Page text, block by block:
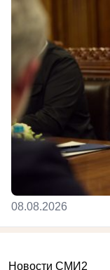
08.08.2026
Новости СМИ2